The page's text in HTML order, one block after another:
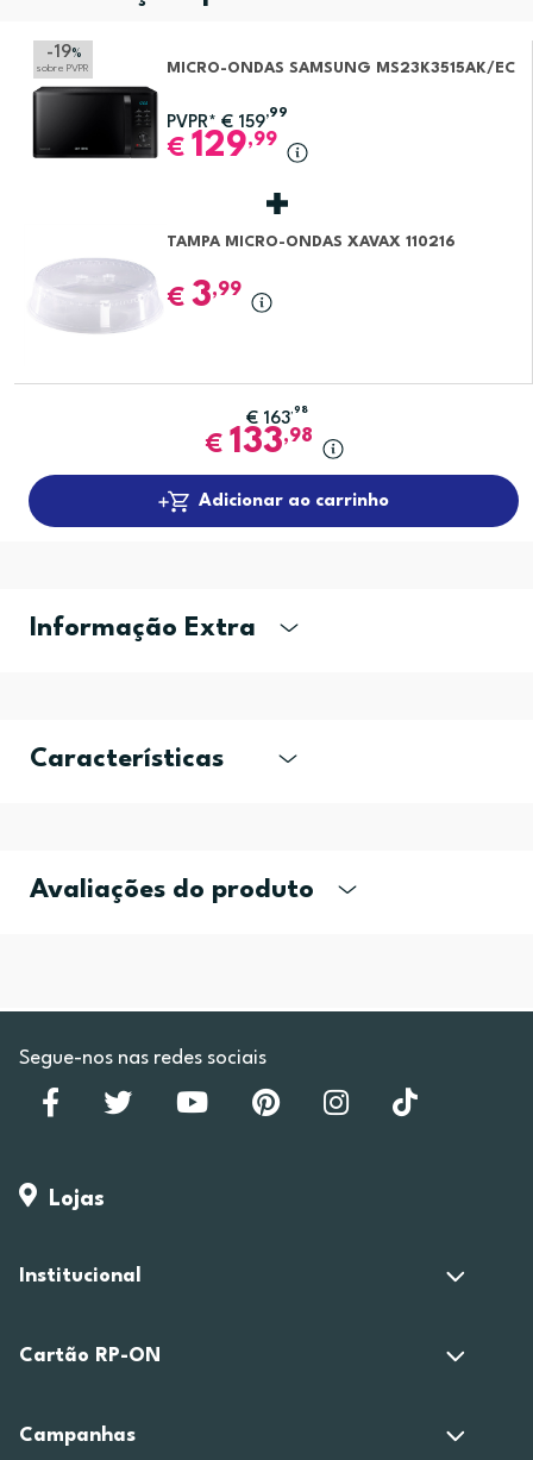
-19%
sobre PVPR MICRO-ONDAS SAMSUNG MS23K3515AK/EC
PVPR* € 159
,99
€ 129,99
TAMPA MICRO-ONDAS XAVAX 110216
€ 3,99
€ 163,98
€ 133,98
Adicionar ao carrinho
Informação Extra
Características
Avaliações do produto
Segue-nos nas redes sociais
Lojas
Institucional
Cartão RP-ON
Campanhas